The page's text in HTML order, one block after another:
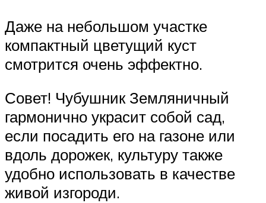
Даже на небольшом участке
компактный цветущий куст
смотрится очень эффектно.
Совет! Чубушник Земляничный
гармонично украсит собой сад,
если посадить его на газоне или
вдоль дорожек, культуру также
удобно использовать в качестве
живой изгороди.